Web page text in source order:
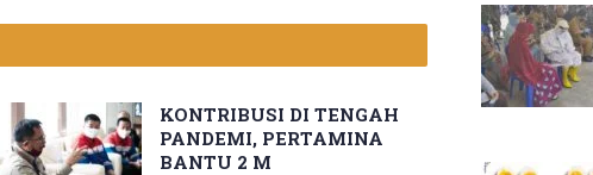
KONTRIBUSI DI TENGAH
PANDEMI, PERTAMINA
BANTU 2 M